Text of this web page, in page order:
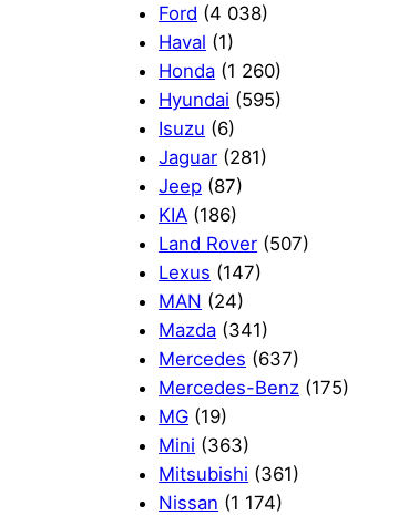
Ford (4 038)
Haval (1)
Honda (1 260)
Hyundai (595)
Isuzu (6)
Jaguar (281)
Jeep (87)
KIA (186)
Land Rover (507)
Lexus (147)
MAN (24)
Mazda (341)
Mercedes (637)
Mercedes-Benz (175)
MG (19)
Mini (363)
Mitsubishi (361)
Nissan (1 174)